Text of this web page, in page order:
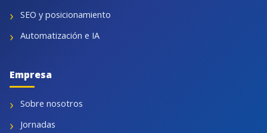
SEO y posicionamiento
Automatización e IA
Empresa
Sobre nosotros
Jornadas